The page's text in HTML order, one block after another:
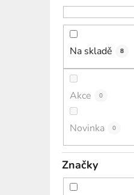
Na skladě 8
Akce 0
Novinka 0
Značky